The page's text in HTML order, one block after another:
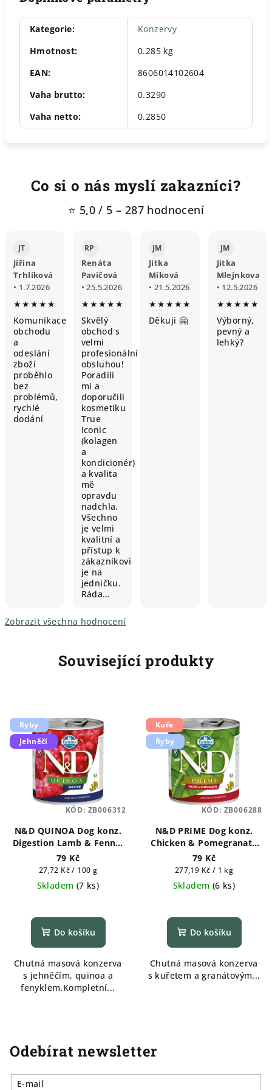
Kategorie:
Konzervy
Hmotnost:
0.285 kg
EAN:
8606014102604
Vaha brutto:
0.3290
Vaha netto: 0.2850
Co si o nás myslí zakazníci?
⭐ 5,0 / 5 – 287 hodnocení
JT
Jiřina
Trhlíková
• 1.7.2026
★★★★★
Komunikace
obchodu
a
odeslání
zboží
proběhlo
bez
problémů,
rychlé
dodání
RP
Renáta
Pavičová
• 25.5.2026
★★★★★
Skvělý
obchod s
velmi
profesionální
obsluhou!
Poradili
mi a
doporučili
kosmetiku
True
Iconic
(kolagen
a
kondicionér)
a kvalita
mě
opravdu
nadchla.
Všechno
je velmi
kvalitní a
přístup k
zákazníkovi
je na
jedničku.
Ráda…
JM
Jitka
Míková
• 21.5.2026
★★★★★
Děkuji 🤗
JM
Jitka
Mlejnkova
• 12.5.2026
★★★★★
Výborný,
pevný a
lehký?
Zobrazit všechna hodnocení
Související produkty
Ryby
Jehněčí
N&D QUINOA Dog konz.
Digestion Lamb & Fennel
285 g
79 Kč
Měrná
cena:
27,72 Kč / 100 g
Skladem (7 ks)
Do košíku
Chutná masová konzerva
s jehněčím, quinoa a
fenyklem.Kompletní...
KÓD: ZB006312
Kuře
Ryby
N&D PRIME Dog konz.
Chicken & Pomegranate
285 g
79 Kč
Měrná
cena:
277,19 Kč / 1 kg
Skladem (6 ks)
Do košíku
Chutná masová konzerva
s kuřetem a granátovým...
KÓD: ZB006288
Odebírat newsletter
E-mail